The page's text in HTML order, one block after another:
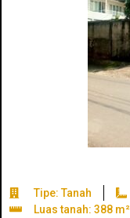
Tipe: Tanah
Luas tanah: 388 m²